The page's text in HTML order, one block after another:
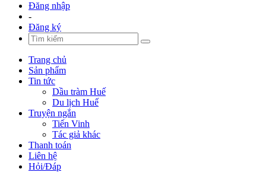
Đăng nhập
-
Đăng ký
Trang chủ
Sản phẩm
Tin tức
Dầu tràm Huế
Du lịch Huế
Truyện ngắn
Tiến Vinh
Tác giả khác
Thanh toán
Liên hệ
Hỏi/Đáp